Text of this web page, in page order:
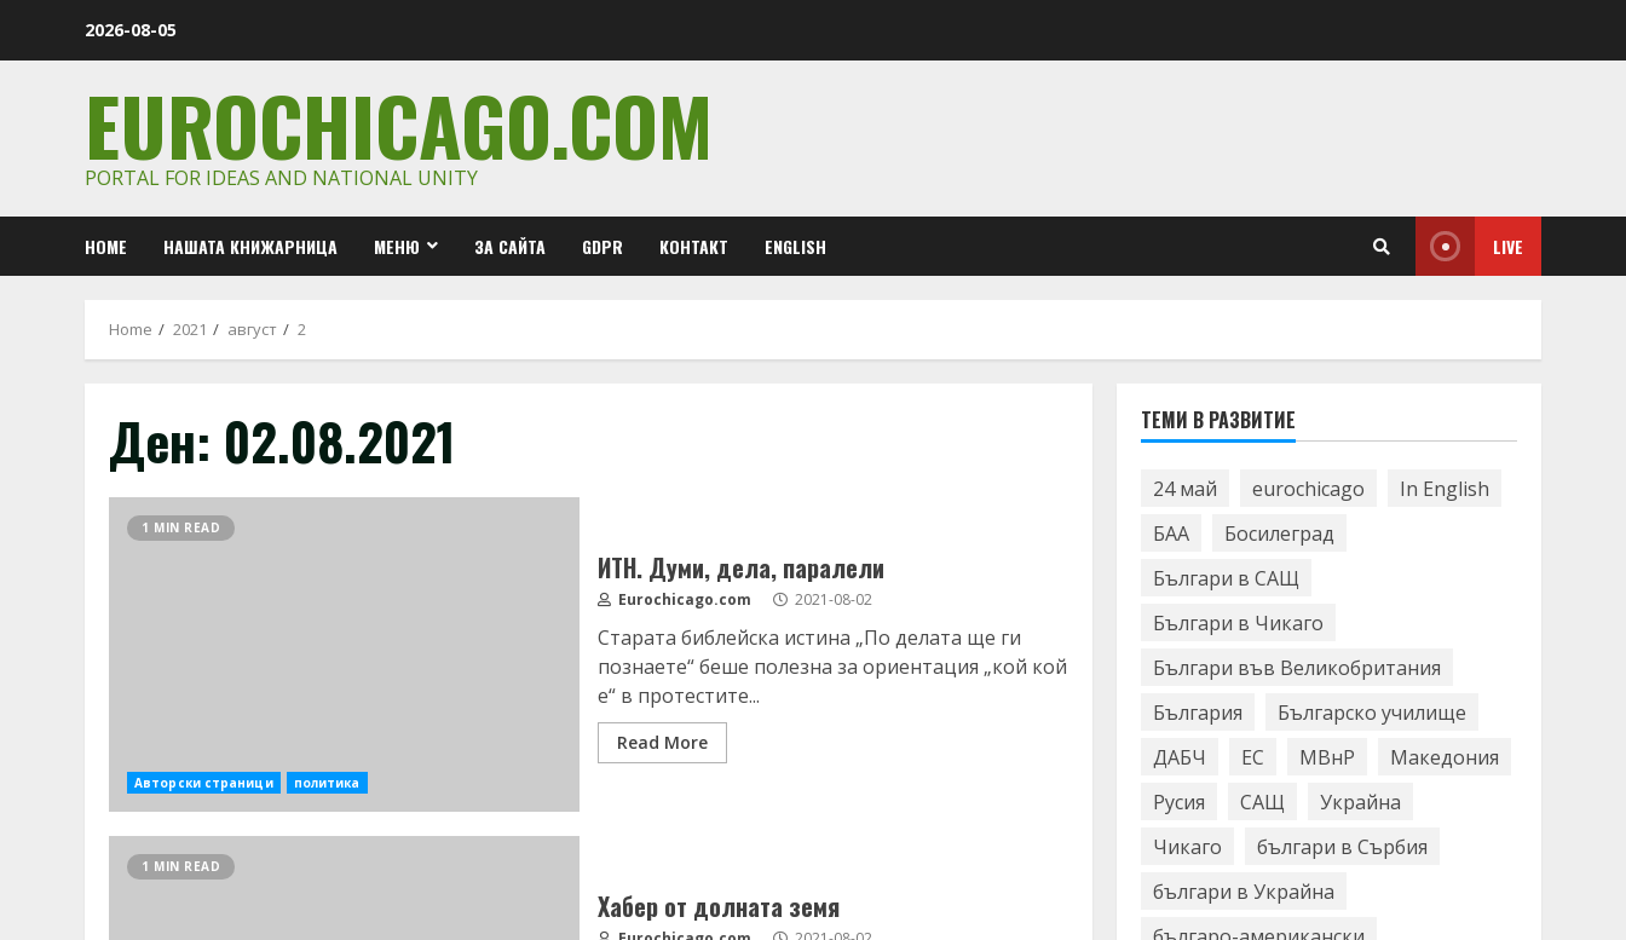
2026-08-05
EUROCHICAGO.COM
PORTAL FOR IDEAS AND NATIONAL UNITY
HOME НАШАТА КНИЖАРНИЦА МЕНЮ ЗА САЙТА GDPR КОНТАКТ ENGLISH LIVE
Home 2021 август 2
Ден: 02.08.2021
1 MIN READ
Авторски страници политика
ИТН. Думи, дела, паралели
Eurochicago.com 2021-08-02
Старата библейска истина „По делата ще ги
познаете“ беше полезна за ориентация „кой кой
е“ в протестите...
Read More
1 MIN READ
Хабер от долната земя
ТЕМИ В РАЗВИТИЕ
24 май eurochicago
In English
БАА
Босилеград
Българи в САЩ
Българи в Чикаго
Българи във Великобритания
България
Българско училище
ДАБЧ
ЕС МВнР
Македония
Русия
САЩ
Украйна
Чикаго
българи в Сърбия
българи в Украйна